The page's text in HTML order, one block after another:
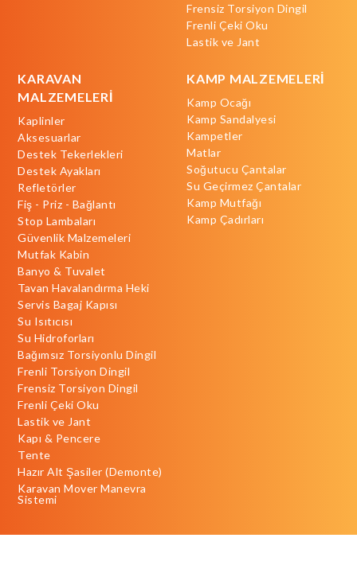
Frensiz Torsiyon Dingil
Frenli Çeki Oku
Lastik ve Jant
KARAVAN
MALZEMELERİ
Kaplinler
Aksesuarlar
Destek Tekerlekleri
Destek Ayakları
Refletörler
Fiş - Priz - Bağlantı
Stop Lambaları
Güvenlik Malzemeleri
Mutfak Kabin
Banyo & Tuvalet
Tavan Havalandırma Heki
Servis Bagaj Kapısı
Su Isıtıcısı
Su Hidroforları
Bağımsız Torsiyonlu Dingil
Frenli Torsiyon Dingil
Frensiz Torsiyon Dingil
Frenli Çeki Oku
Lastik ve Jant
Kapı & Pencere
Tente
Hazır Alt Şasiler (Demonte)
Karavan Mover Manevra
Sistemi
KAMP MALZEMELERİ
Kamp Ocağı
Kamp Sandalyesi
Kampetler
Matlar
Soğutucu Çantalar
Su Geçirmez Çantalar
Kamp Mutfağı
Kamp Çadırları